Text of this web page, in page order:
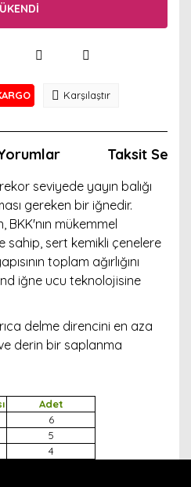
Karşılaştır
Taksit
seviyede yayın balığı
gereken bir iğnedir.
BKK'nın mükemmel
sahip, sert kemikli çenelere
toplam ağırlığını
iğne ucu teknolojisine
delme direncini en aza
derin bir saplanma
Adet
6
5
4